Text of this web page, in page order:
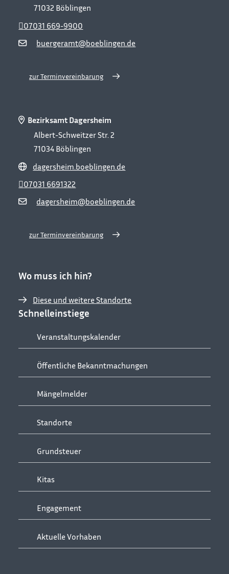
71032 Böblingen
buergeramt@boeblingen.de
07031 669-9900
zur Terminvereinbarung
Bezirksamt Dagersheim
Albert-Schweitzer Str. 2
71034 Böblingen
dagersheim.boeblingen.de
dagersheim@boeblingen.de
07031 6691322
zur Terminvereinbarung
Wo muss ich hin?
Diese und weitere Standorte
Schnelleinstiege
Veranstaltungskalender
Öffentliche Bekanntmachungen
Mängelmelder
Standorte
Grundsteuer
Kitas
Engagement
Aktuelle Vorhaben